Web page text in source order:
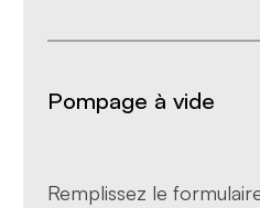
Pompage à vide
Remplissez le